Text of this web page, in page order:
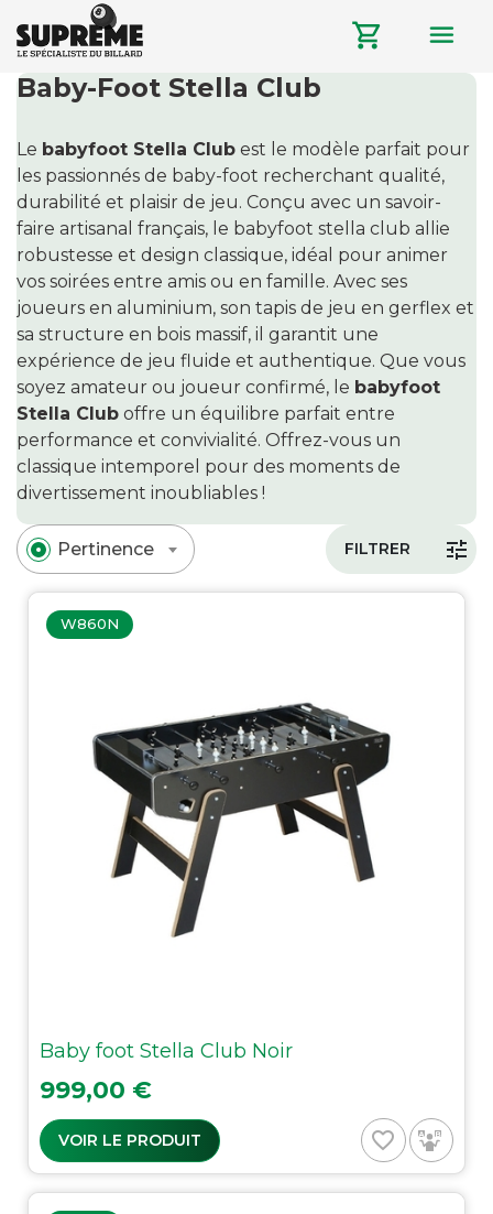
shopping_cart
menu
Baby-Foot Stella Club
Le babyfoot Stella Club est le modèle parfait pour
les passionnés de baby-foot recherchant qualité,
durabilité et plaisir de jeu. Conçu avec un savoir-
faire artisanal français, le babyfoot stella club allie
robustesse et design classique, idéal pour animer
vos soirées entre amis ou en famille. Avec ses
joueurs en aluminium, son tapis de jeu en gerflex et
sa structure en bois massif, il garantit une
expérience de jeu fluide et authentique. Que vous
soyez amateur ou joueur confirmé, le babyfoot
Stella Club offre un équilibre parfait entre
performance et convivialité. Offrez-vous un
classique intemporel pour des moments de
divertissement inoubliables !
Pertinence FILTRER tune
W860N
Baby foot Stella Club Noir
Prix
999,00 €
VOIR LE PRODUIT favorite_border